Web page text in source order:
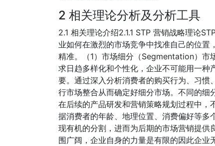
2 相关理论分析及分析工具
2.1 相关理论介绍2.1.1 STP 营销战略理论
业如何在激烈的市场竞争中找准自己的位
精准。（1）市场细分（Segmentation）市
求日趋多样化和个性化，企业不可能用一
要。通过深入分析消费者的购买行为、习
行市场整合从而确定好细分市场。不同的
在后续的产品研发和营销策略规划过程中
据消费者的年龄、地理位置、消费偏好等
现有机的分割，进而为后期的市场营销提
围广阔，企业自身的力量是有限的因此企